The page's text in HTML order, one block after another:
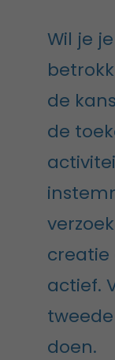
Wil je
de
de
creatie
actief.
doen.